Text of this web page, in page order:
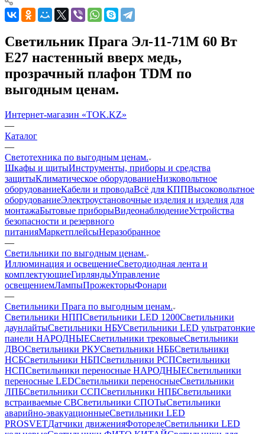
Светильник Прага Эл-11-71М 60 Вт
Е27 настенный вверх медь,
прозрачный плафон TDM по
выгодным ценам.
Интернет-магазин «TOK.KZ»
—
Каталог
—
Светотехника по выгодным ценам.
Шкафы и щитыИнструменты, приборы и средства
защитыКлиматическое оборудованиеНизковольтное
оборудованиеКабели и проводаВсё для КППВысоковольтное
оборудованиеЭлектроустановочные изделия и изделия для
монтажаБытовые приборыВидеонаблюдениеУстройства
безопасности и резервного
питанияМаркетплейсыНеразобранное
—
Светильники по выгодным ценам.
Иллюминация и освещениеСветодиодная лента и
комплектующиеГирляндыУправление
освещениемЛампыПрожекторыФонари
—
Светильники Прага по выгодным ценам.
Светильники НППСветильники LED 1200Светильники
даунлайтыСветильники НБУСветильники LED ультратонкие
панели НАРОДНЫЕСветильники трековыеСветильники
ДВОСветильники РКУСветильники НББСветильники
НСБСветильники НБПСветильники РСПСветильники
НСПСветильники переносные НАРОДНЫЕСветильники
переносные LEDСветильники переносныеСветильники
ЛПБСветильники ССПСветильники НПБСветильники
встраиваемые СВСветильники СПОТыСветильники
аварийно-эвакуационныеСветильники LED
PROSVETДатчики движенияФоторелеСветильники LED